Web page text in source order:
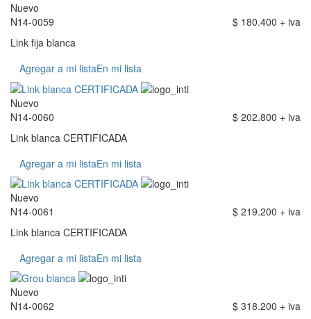
Nuevo
N14-0059
$ 180.400 + iva
Link fija blanca
Agregar a mi listaEn mi lista
Nuevo
N14-0060
$ 202.800 + iva
Link blanca CERTIFICADA
Agregar a mi listaEn mi lista
Nuevo
N14-0061
$ 219.200 + iva
Link blanca CERTIFICADA
Agregar a mi listaEn mi lista
Nuevo
N14-0062
$ 318.200 + iva